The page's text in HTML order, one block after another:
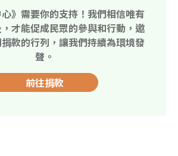
心》需要你的支持！我們相信唯有
才能促成民眾的參與和行動，邀
款的行列，讓我們持續為環境發
聲。
前往捐款